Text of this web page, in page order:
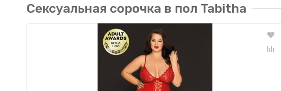
Сексуальная сорочка в пол Tabitha